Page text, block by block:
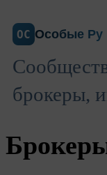
ОС Особые Ру
брокеры,